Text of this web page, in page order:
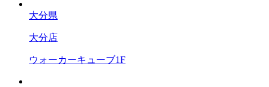
大分県
大分店
ウォーカーキューブ1F